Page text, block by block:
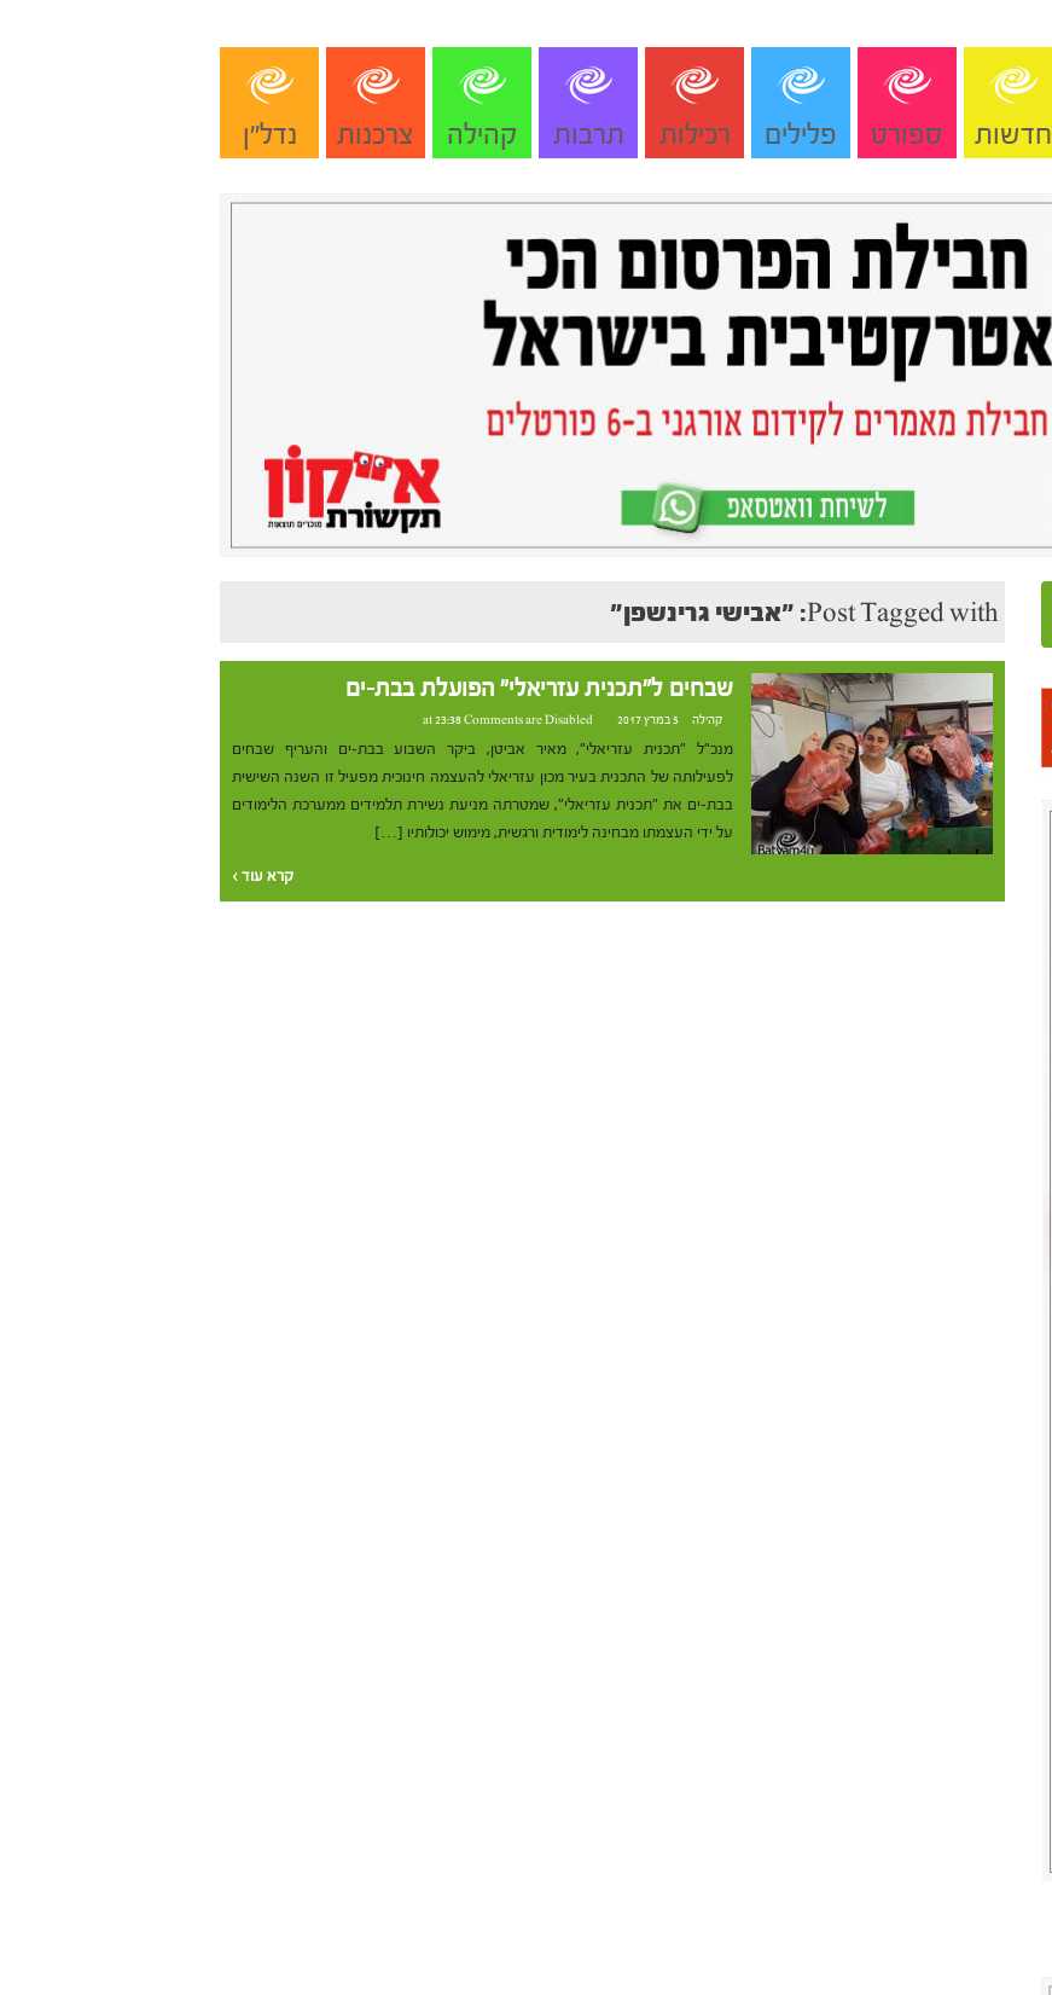
חדשות ספורט פלילים רכילות תרבות קהילה צרכנות נדל"ן
Post Tagged with: "אבישי גרינשפן"
שבחים ל"תכנית עזריאלי" הפועלת בבת-ים
קהילה 5 במרץ 2017 at 23:38 Comments are Disabled
מנכ"ל "תכנית עזריאלי", מאיר אביטן, ביקר השבוע בבת-ים והעריף שבחים
לפעילותה של התכנית בעיר מכון עזריאלי להעצמה חינוכית מפעיל זו השנה השישית
בבת-ים את "תכנית עזריאלי", שמטרתה מניעת נשירת תלמידים ממערכת הלימודים
על ידי העצמתו מבחינה לימודית ורגשית, מימוש יכולותיו […]
קרא עוד ›